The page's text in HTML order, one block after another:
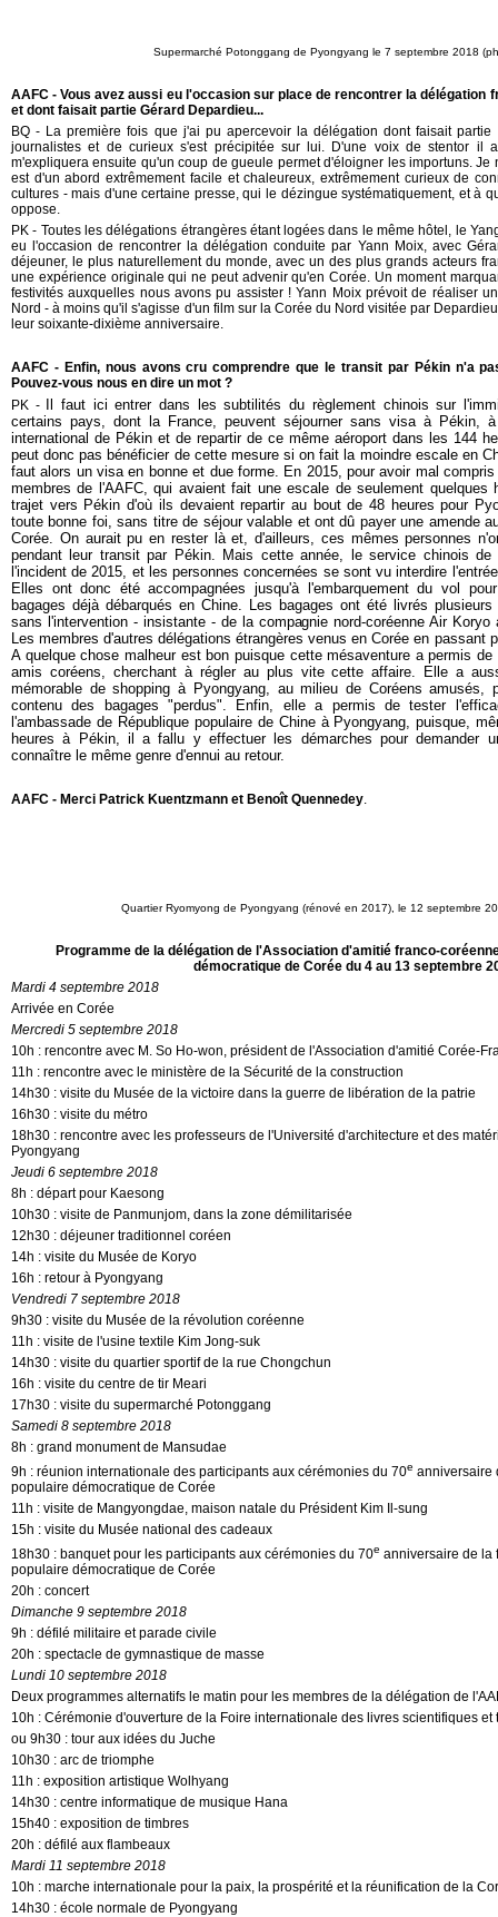
Supermarché Potonggang de Pyongyang le 7 septembre 2018
AAFC - Vous avez aussi eu l'occasion sur place de rencontrer la délégation
et dont faisait partie Gérard Depardieu...
BQ - La première fois que j'ai pu apercevoir la délégation dont faisait
journalistes et de curieux s'est précipitée sur lui. D'une voix de stentor il
m'expliquera ensuite qu'un coup de gueule permet d'éloigner les importuns.
est d'un abord extrêmement facile et chaleureux, extrêmement curieux de
cultures - mais d'une certaine presse, qui le dézingue systématiquement, et à
oppose.
PK - Toutes les délégations étrangères étant logées dans le même hôtel, le
eu l'occasion de rencontrer la délégation conduite par Yann Moix, avec
déjeuner, le plus naturellement du monde, avec un des plus grands acteurs
une expérience originale qui ne peut advenir qu'en Corée. Un moment
festivités auxquelles nous avons pu assister ! Yann Moix prévoit de réaliser
Nord - à moins qu'il s'agisse d'un film sur la Corée du Nord visitée par
leur soixante-dixième anniversaire.
AAFC - Enfin, nous avons cru comprendre que le transit par Pékin n'a
Pouvez-vous nous en dire un mot ?
PK - Il faut ici entrer dans les subtilités du règlement chinois sur
certains pays, dont la France, peuvent séjourner sans visa à Pékin, à
international de Pékin et de repartir de ce même aéroport dans les 144
peut donc pas bénéficier de cette mesure si on fait la moindre escale en
faut alors un visa en bonne et due forme. En 2015, pouravoir mal compris
membres de l'AAFC, qui avaient fait une escale de seulement quelques
trajet vers Pékin d'où ils devaient repartir au bout de 48 heures pour
toute bonne foi, sans titre de séjour valable et ont dû payer une amende
Corée. On aurait pu en rester là et, d'ailleurs, ces mêmes personnes
pendant leur transit par Pékin. Mais cette année, le service chinois de
l'incident de 2015, et les personnes concernées se sont vu interdire
Elles ont donc été accompagnées jusqu'à l'embarquement du vol
bagages déjà débarqués en Chine. Les bagages ont été livrés
sans l'intervention - insistante - de la compagnie nord-coréenne Air
Les membres d'autres délégations étrangères venus en Corée en passant
A quelque chose malheur est bon puisque cette mésaventure a permis
amis coréens, cherchant à régler au plus vite cette affaire. Elle a
mémorable de shopping à Pyongyang, au milieu de Coréens amusés,
contenu des bagages "perdus". Enfin, elle a permis de tester
l'ambassade de République populaire de Chine à Pyongyang, puisque,
heures à Pékin, il a fallu y effectuer les démarches pour demander
connaître le même genre d'ennui au retour.
AAFC - Merci Patrick Kuentzmann et Benoît Quennedey
Quartier Ryomyong de Pyongyang (rénové en 2017), le 12 septembre
Programme de la délégation de l'Association d'amitié franco-
démocratique de Corée du 4 au 13 septembre
Mardi 4 septembre 2018
Arrivée en Corée
Mercredi 5 septembre 2018
10h : rencontre avec M. So Ho-won, président de l'Association d'amitié Corée-
11h : rencontre avec le ministère de la Sécurité de la construction
14h30 : visite du Musée de la victoire dans la guerre de libération de la patrie
16h30 : visite du métro
18h30 : rencontre avec les professeurs de l'Université d'architecture et des
Pyongyang
Jeudi 6 septembre 2018
8h : départ pour Kaesong
10h30 : visite de Panmunjom, dans la zone démilitarisée
12h30 : déjeuner traditionnel coréen
14h : visite du Musée de Koryo
16h : retour à Pyongyang
Vendredi 7 septembre 2018
9h30 : visite du Musée de la révolution coréenne
11h : visite de l'usine textile Kim Jong-suk
14h30 : visite du quartier sportif de la rue Chongchun
16h : visite du centre de tir Meari
17h30 : visite du supermarché Potonggang
Samedi 8 septembre 2018
8h : grand monument de Mansudae
9h : réunion internationale des participants aux cérémonies du 70e anniversaire
populaire démocratique de Corée
11h : visite de Mangyongdae, maison natale du Président Kim Il-sung
15h : visite du Musée national des cadeaux
18h30 : banquet pour les participants aux cérémonies du 70e anniversaire de la
populaire démocratique de Corée
20h : concert
Dimanche 9 septembre 2018
9h : défilé militaire et parade civile
20h : spectacle de gymnastique de masse
Lundi 10 septembre 2018
Deux programmes alternatifs le matin pour les membres de la délégation de
10h : Cérémonie d'ouverture de la Foire internationale des livres scientifiques et
ou 9h30 : tour aux idées du Juche
10h30 : arc de triomphe
11h : exposition artistique Wolhyang
14h30 : centre informatique de musique Hana
15h40 : exposition de timbres
20h : défilé aux flambeaux
Mardi 11 septembre 2018
10h : marche internationale pour la paix, la prospérité et la réunification de la
14h30 : école normale de Pyongyang